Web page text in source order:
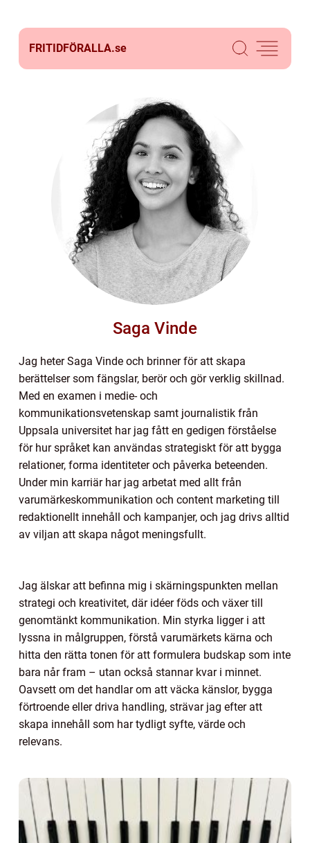
FRITIDFÖRALLA.se
Saga Vinde
Jag heter Saga Vinde och brinner för att skapa
berättelser som fängslar, berör och gör verklig skillnad.
Med en examen i medie- och
kommunikationsvetenskap samt journalistik från
Uppsala universitet har jag fått en gedigen förståelse
för hur språket kan användas strategiskt för att bygga
relationer, forma identiteter och påverka beteenden.
Under min karriär har jag arbetat med allt från
varumärkeskommunikation och content marketing till
redaktionellt innehåll och kampanjer, och jag drivs alltid
av viljan att skapa något meningsfullt.
Jag älskar att befinna mig i skärningspunkten mellan
strategi och kreativitet, där idéer föds och växer till
genomtänkt kommunikation. Min styrka ligger i att
lyssna in målgruppen, förstå varumärkets kärna och
hitta den rätta tonen för att formulera budskap som inte
bara når fram – utan också stannar kvar i minnet.
Oavsett om det handlar om att väcka känslor, bygga
förtroende eller driva handling, strävar jag efter att
skapa innehåll som har tydligt syfte, värde och
relevans.